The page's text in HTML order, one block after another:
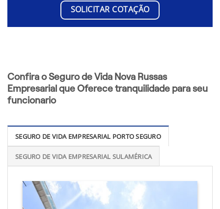
SOLICITAR COTAÇÃO
Confira o Seguro de Vida Nova Russas
Empresarial que Oferece tranquilidade para seu
funcionario
SEGURO DE VIDA EMPRESARIAL PORTO SEGURO
SEGURO DE VIDA EMPRESARIAL SULAMÉRICA